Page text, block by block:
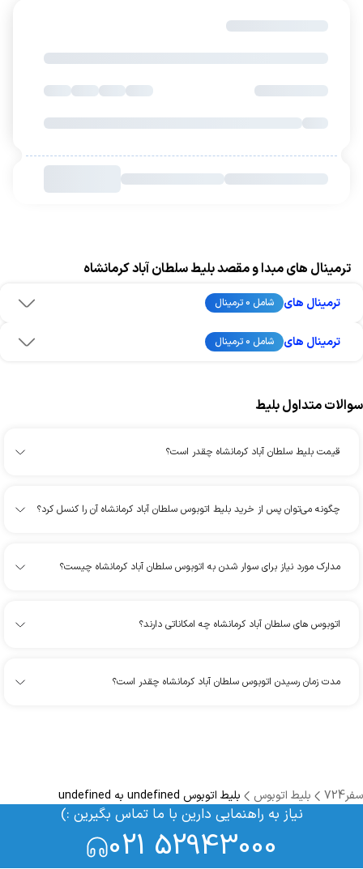
ترمینال های مبدا و مقصد بلیط سلطان آباد کرمانشاه
ترمینال های شامل 0 ترمینال
ترمینال های شامل 0 ترمینال
سوالات متداول بلیط
قیمت بلیط سلطان آباد کرمانشاه چقدر است؟
چگونه می‌توان پس از خرید بلیط اتوبوس سلطان آباد کرمانشاه آن را کنسل کرد؟
مدارک مورد نیاز برای سوار شدن به اتوبوس سلطان آباد کرمانشاه چیست؟
اتوبوس های سلطان آباد کرمانشاه چه امکاناتی دارند؟
مدت زمان رسیدن اتوبوس سلطان آباد کرمانشاه چقدر است؟
سفر724 بلیط اتوبوس بلیط اتوبوس undefined به undefined
نیاز به راهنمایی دارین با ما تماس بگیرین :)
021 52943000